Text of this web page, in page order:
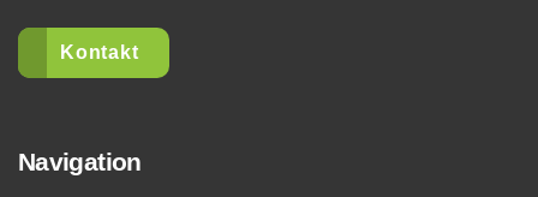
Kontakt
Navigation